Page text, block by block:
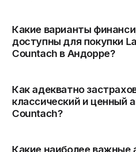
Какие варианты
доступны для покупки
Countach в Андорре?
Как адекватно
классический и ценный
Countach?
Какие наиболее важные